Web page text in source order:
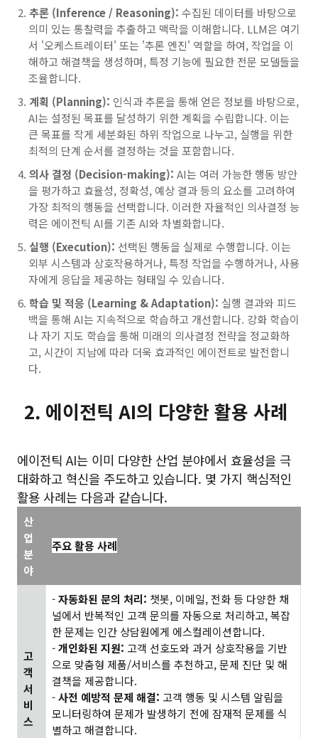
추론 (Inference / Reasoning): 수집된 데이터를 바탕으로
의미 있는 통찰력을 추출하고 맥락을 이해합니다. LLM은 여기
서 '오케스트레이터' 또는 '추론 엔진' 역할을 하여, 작업을 이
해하고 해결책을 생성하며, 특정 기능에 필요한 전문 모델들을
조율합니다.
계획 (Planning): 인식과 추론을 통해 얻은 정보를 바탕으로,
AI는 설정된 목표를 달성하기 위한 계획을 수립합니다. 이는
큰 목표를 작게 세분화된 하위 작업으로 나누고, 실행을 위한
최적의 단계 순서를 결정하는 것을 포함합니다.
의사 결정 (Decision-making): AI는 여러 가능한 행동 방안
을 평가하고 효율성, 정확성, 예상 결과 등의 요소를 고려하여
가장 최적의 행동을 선택합니다. 이러한 자율적인 의사결정 능
력은 에이전틱 AI를 기존 AI와 차별화합니다.
실행 (Execution): 선택된 행동을 실제로 수행합니다. 이는
외부 시스템과 상호작용하거나, 특정 작업을 수행하거나, 사용
자에게 응답을 제공하는 형태일 수 있습니다.
학습 및 적응 (Learning & Adaptation): 실행 결과와 피드
백을 통해 AI는 지속적으로 학습하고 개선합니다. 강화 학습이
나 자기 지도 학습을 통해 미래의 의사결정 전략을 정교화하
고, 시간이 지남에 따라 더욱 효과적인 에이전트로 발전합니
다.
2. 에이전틱 AI의 다양한 활용 사례
에이전틱 AI는 이미 다양한 산업 분야에서 효율성을 극
대화하고 혁신을 주도하고 있습니다. 몇 가지 핵심적인
활용 사례는 다음과 같습니다.
산
업
분
야
주요 활용 사례
고
객
서
비
스
-자동화된 문의 처리: 챗봇, 이메일, 전화 등 다양한 채
널에서 반복적인 고객 문의를 자동으로 처리하고, 복잡
한 문제는 인간 상담원에게 에스컬레이션합니다.
-개인화된 지원: 고객 선호도와 과거 상호작용을 기반
으로 맞춤형 제품/서비스를 추천하고, 문제 진단 및 해
결책을 제공합니다.
-사전 예방적 문제 해결: 고객 행동 및 시스템 알림을
모니터링하여 문제가 발생하기 전에 잠재적 문제를 식
별하고 해결합니다.